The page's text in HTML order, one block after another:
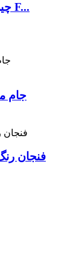
OEM/ODM چین خرید پلاستیک F...
فنجان رنگ